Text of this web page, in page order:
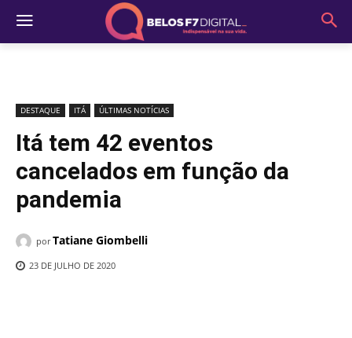
DESTAQUE ITÁ ÚLTIMAS NOTÍCIAS
Itá tem 42 eventos
cancelados em função da
pandemia
por Tatiane Giombelli
23 DE JULHO DE 2020